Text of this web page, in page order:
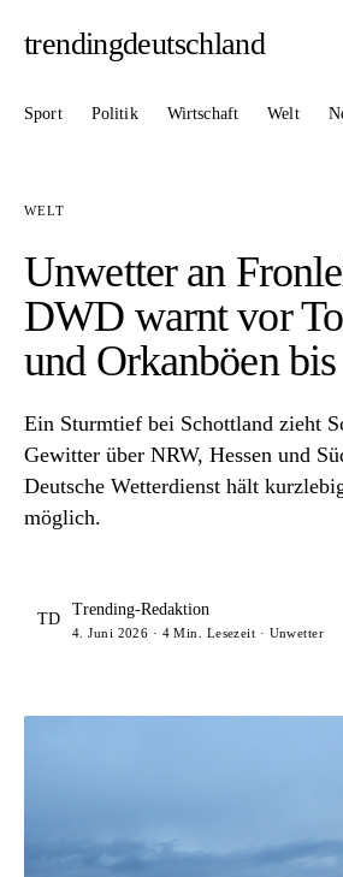
trendingdeutschland
Sport Politik Wirtschaft Welt
WELT
Unwetter an
DWD warnt vor
und Orkanböen
Ein Sturmtief bei Schottland zieht
Gewitter über NRW, Hessen und
Deutsche Wetterdienst hält
möglich.
TD
Trending-Redaktion
4. Juni 2026 · 4 Min. Lesezeit · Unwetter